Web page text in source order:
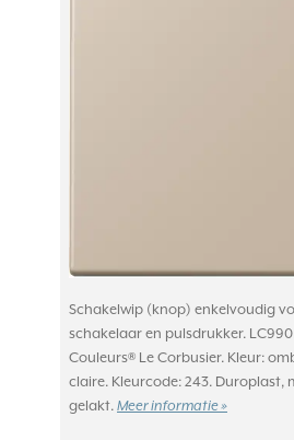
Schakelwip (knop) enkelvoudig
schakelaar en pulsdrukker.
Couleurs® Le Corbusier. Kleur:
claire. Kleurcode: 243. Duroplast,
gelakt. Meer informatie »